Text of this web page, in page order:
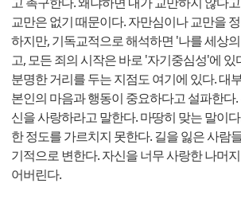
교만은 없기 때문이다. 자만심이나 교만을
하지만, 기독교적으로 해석하면 '나를 세상
고, 모든 죄의 시작은 바로 '자기중심성'에
분명한 거리를 두는 지점도 여기에 있다. 대
본인의 마음과 행동이 중요하다고 설파한다
신을 사랑하라고 말한다. 마땅히 맞는 말이
한 정도를 가르치지 못한다. 길을 잃은 사람
기적으로 변한다. 자신을 너무 사랑한 나머
어버린다.